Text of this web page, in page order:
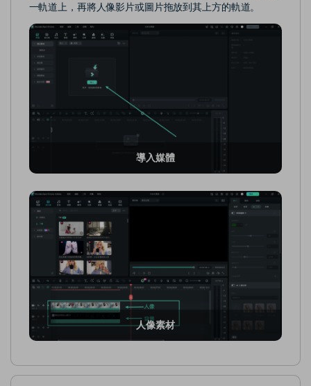
一軌道上，再將人像影片或圖片拖放到其上方的軌道。
導入媒體
人像素材